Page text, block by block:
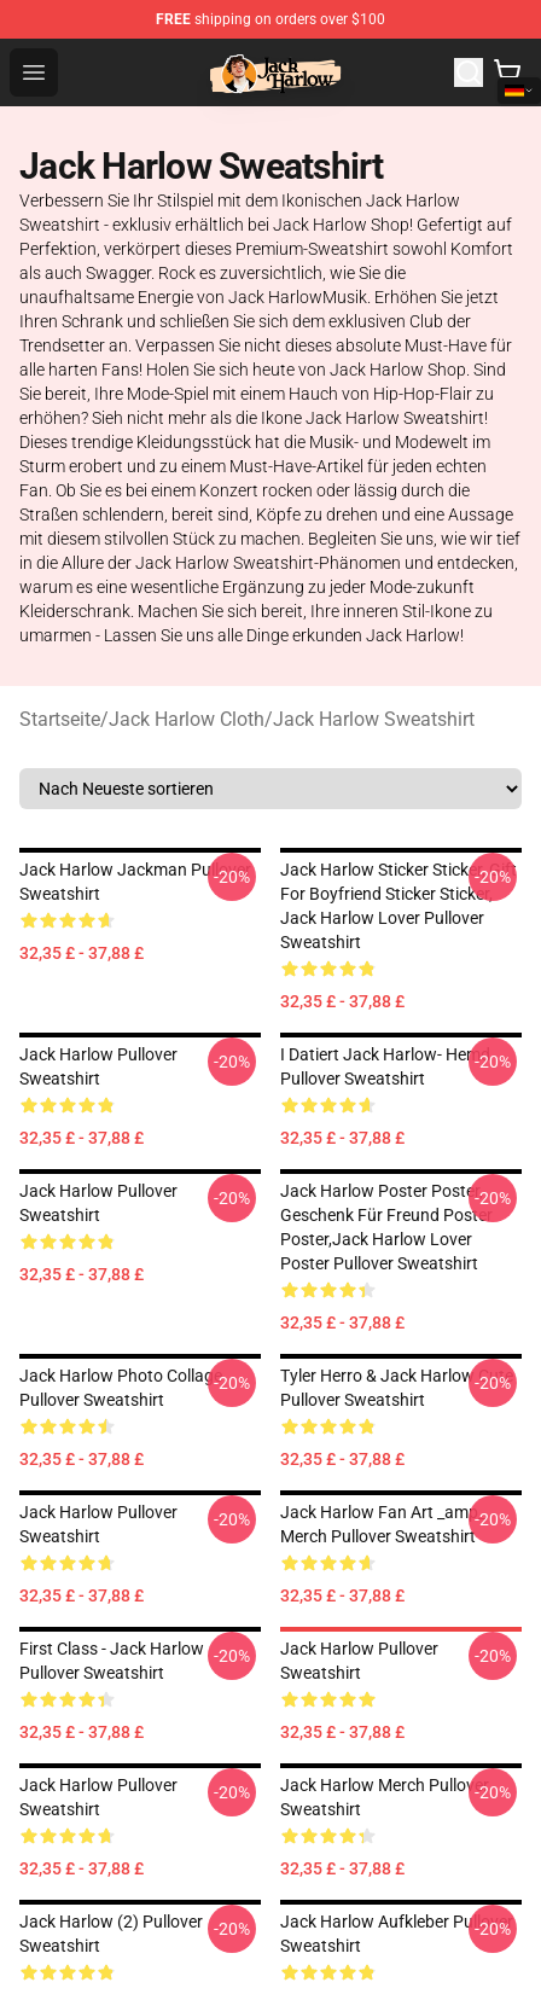
FREE shipping on orders over $100
Open menu
Jack Harlow Shop - Official Jack Harlow Merchandise
Jack Harlow Sweatshirt
Verbessern Sie Ihr Stilspiel mit dem Ikonischen Jack Harlow
Sweatshirt - exklusiv erhältlich bei Jack Harlow Shop! Gefertigt auf
Perfektion, verkörpert dieses Premium-Sweatshirt sowohl Komfort
als auch Swagger. Rock es zuversichtlich, wie Sie die
unaufhaltsame Energie von Jack HarlowMusik. Erhöhen Sie jetzt
Ihren Schrank und schließen Sie sich dem exklusiven Club der
Trendsetter an. Verpassen Sie nicht dieses absolute Must-Have für
alle harten Fans! Holen Sie sich heute von Jack Harlow Shop. Sind
Sie bereit, Ihre Mode-Spiel mit einem Hauch von Hip-Hop-Flair zu
erhöhen? Sieh nicht mehr als die Ikone Jack Harlow Sweatshirt!
Dieses trendige Kleidungsstück hat die Musik- und Modewelt im
Sturm erobert und zu einem Must-Have-Artikel für jeden echten
Fan. Ob Sie es bei einem Konzert rocken oder lässig durch die
Straßen schlendern, bereit sind, Köpfe zu drehen und eine Aussage
mit diesem stilvollen Stück zu machen. Begleiten Sie uns, wie wir tief
in die Allure der Jack Harlow Sweatshirt-Phänomen und entdecken,
warum es eine wesentliche Ergänzung zu jeder Mode-zukunft
Kleiderschrank. Machen Sie sich bereit, Ihre inneren Stil-Ikone zu
umarmen - Lassen Sie uns alle Dinge erkunden Jack Harlow!
Startseite/Jack Harlow Cloth/Jack Harlow Sweatshirt
Jack Harlow Jackman Pullover
Sweatshirt
32,35 £ - 37,88 £
-20%
Jack Harlow Sticker Sticker, Gift
For Boyfriend Sticker Sticker,
Jack Harlow Lover Pullover
Sweatshirt
32,35 £ - 37,88 £
-20%
Jack Harlow Pullover
Sweatshirt
32,35 £ - 37,88 £
-20%
I Datiert Jack Harlow- Hemd
Pullover Sweatshirt
32,35 £ - 37,88 £
-20%
Jack Harlow Pullover
Sweatshirt
32,35 £ - 37,88 £
-20%
Jack Harlow Poster Poster,
Geschenk Für Freund Poster
Poster,Jack Harlow Lover
Poster Pullover Sweatshirt
32,35 £ - 37,88 £
-20%
Jack Harlow Photo Collage
Pullover Sweatshirt
32,35 £ - 37,88 £
-20%
Tyler Herro & Jack Harlow Cute
Pullover Sweatshirt
32,35 £ - 37,88 £
-20%
Jack Harlow Pullover
Sweatshirt
32,35 £ - 37,88 £
-20%
Jack Harlow Fan Art _amp_
Merch Pullover Sweatshirt
32,35 £ - 37,88 £
-20%
First Class - Jack Harlow
Pullover Sweatshirt
32,35 £ - 37,88 £
-20%
Jack Harlow Pullover
Sweatshirt
32,35 £ - 37,88 £
-20%
Jack Harlow Pullover
Sweatshirt
32,35 £ - 37,88 £
-20%
Jack Harlow Merch Pullover
Sweatshirt
32,35 £ - 37,88 £
-20%
Jack Harlow (2) Pullover
Sweatshirt
-20%
Jack Harlow Aufkleber Pullover
Sweatshirt
-20%